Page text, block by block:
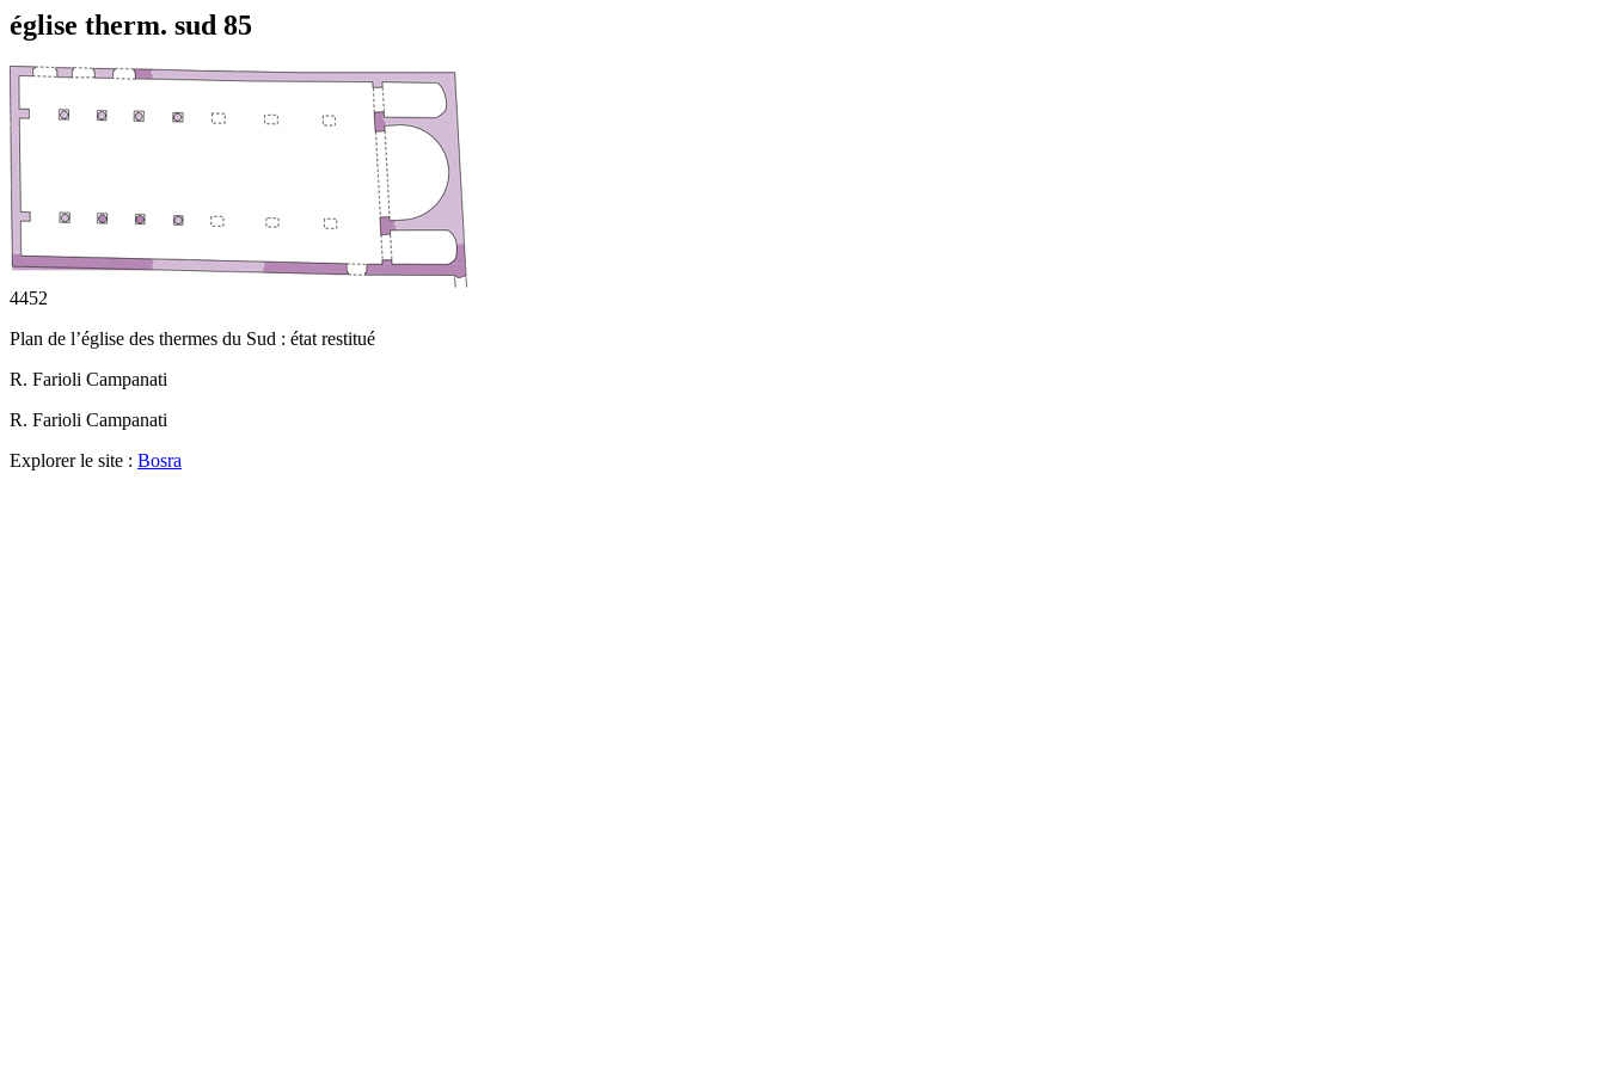
église therm. sud 85
4452
Plan de l’église des thermes du Sud : état restitué
R. Farioli Campanati
R. Farioli Campanati
Explorer le site : Bosra